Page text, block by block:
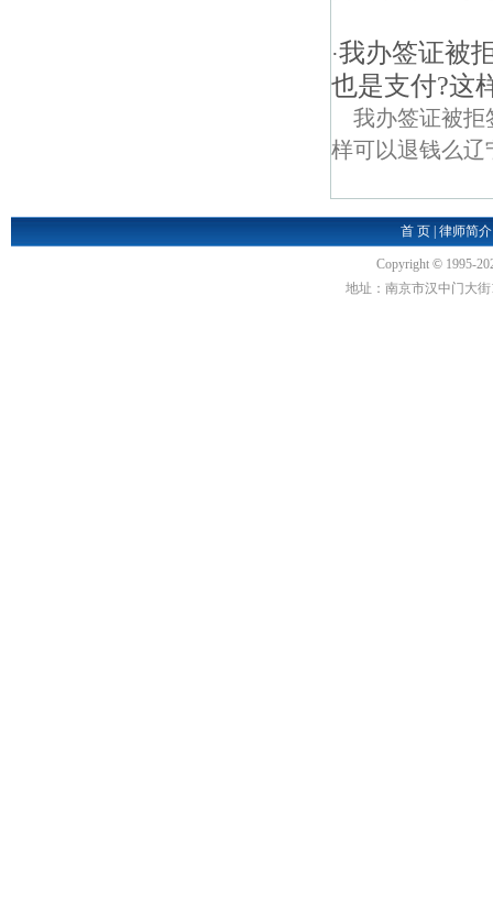
·我办签证被
也是支付?这
我办签证被拒
样可以退钱么辽
首 页 |律师简介
Copyright © 1995-
地址：南京市汉中门大街